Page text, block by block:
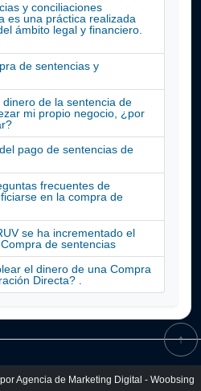
y conciliaciones
es una práctica realizada
ámbito legal y financiero.
de sentencias y
de la sentencia de
mi propio negocio, ¿por
pago de sentencias de
frecuentes de
en la compra de
se ha incrementado el
de sentencias
el dinero de una Compra
Directa? .
↑
Agencia de Marketing Digital - Woobsing